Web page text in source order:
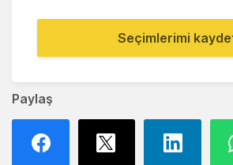
Paylaş
Seçimlerimi